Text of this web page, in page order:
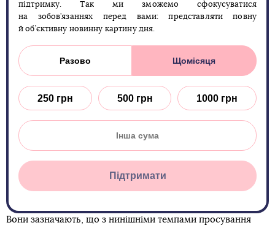
підтримку. Так ми зможемо сфокусуватися
на зобов’язаннях перед вами: представляти повну
й об’єктивну новинну картину дня.
Разово Щомісяця
250 грн 500 грн 1000 грн
Підтримати
Вони зазначають, що з нинішніми темпами просування